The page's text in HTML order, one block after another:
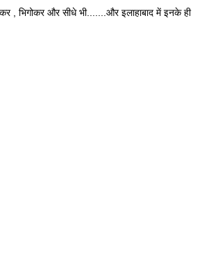
, भिगोकर और सीधे भी.......और इलाहाबाद में इनके ही